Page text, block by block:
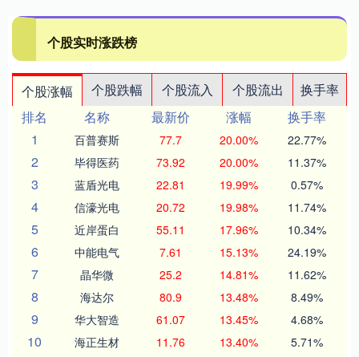
个股实时涨跌榜
个股涨幅 个股跌幅 个股流入 个股流出
换手率
排名
名称 最新价 涨幅
换手率
1
百普赛斯 77.7 20.00% 22.77%
2 毕得医药 73.92 20.00% 11.37%
3 蓝盾光电 22.81 19.99% 0.57%
4 信濠光电 20.72 19.98% 11.74%
5 近岸蛋白 55.11 17.96% 10.34%
6 中能电气 7.61 15.13% 24.19%
7 晶华微 25.2 14.81% 11.62%
8 海达尔 80.9 13.48% 8.49%
9 华大智造 61.07 13.45% 4.68%
10 海正生材 11.76 13.40% 5.71%